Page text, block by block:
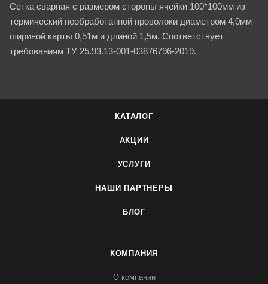
Сетка сварная с размером стороны ячейки 100*100мм из
термический необработанной проволоки диаметром 4,0мм
шириной карты 0,51м и длиной 1,5м. Соответствует
требованиям ТУ 25.93.13-001-03876796-2019.
КАТАЛОГ
АКЦИИ
УСЛУГИ
НАШИ ПАРТНЕРЫ
БЛОГ
КОМПАНИЯ
О компании